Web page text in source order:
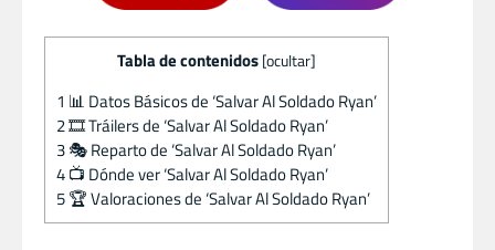
Tabla de contenidos [ocultar]
1 📊 Datos Básicos de ‘Salvar Al Soldado Ryan’
2🎞️ Tráilers de ‘Salvar Al Soldado Ryan’
3🎭 Reparto de ‘Salvar Al Soldado Ryan’
4📺 Dónde ver ‘Salvar Al Soldado Ryan’
5🏆 Valoraciones de ‘Salvar Al Soldado Ryan’